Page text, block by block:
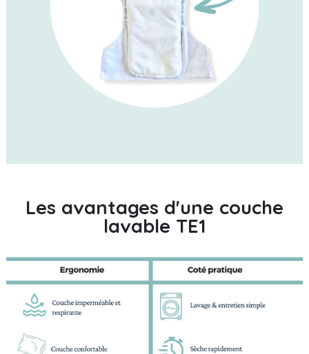
Les avantages d'une couche
lavable TE1